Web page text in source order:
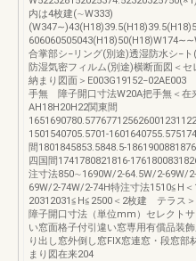
内は4枚建(∼W333)
合掌部シ−リング(別途)透湿防水シ−
防湿気密フィルム(別途)横断面図＜
納まり図面＞
手無 障子開口寸法W20A把手無＜在
AH18H20H22関東間
1501540705.5701-
間1801845853.5848.5-
四国間1741780821816-
注寸法850∼1690W/2-64.5W/2-69W/
69W/2-74W/2-74H特注寸法1510≦H＜
20312031≦H≦2500＜2枚建 テラス
障子開口寸法（単位mm）セレクト
い窓面格子付引違い窓専用有償品装
り出し窓外倒し窓FIX窓連窓・段窓部
まり図在来204